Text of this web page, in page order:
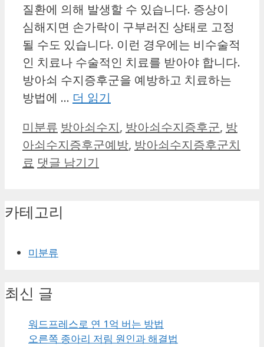
질환에 의해 발생할 수 있습니다. 증상이
심해지면 손가락이 구부러진 상태로 고정
될 수도 있습니다. 이런 경우에는 비수술적
인 치료나 수술적인 치료를 받아야 합니다.
방아쇠 수지증후군을 예방하고 치료하는
방법에 … 더 읽기
카
테
고
미분류 태
그
방아쇠수지, 방아쇠수지증후군, 방
아쇠수지증후군예방, 방아쇠수지증후군치
료 댓글 남기기
카테고리
미분류
최신 글
워드프레스로 연 1억 버는 방법
오른쪽 종아리 저림 원인과 해결법